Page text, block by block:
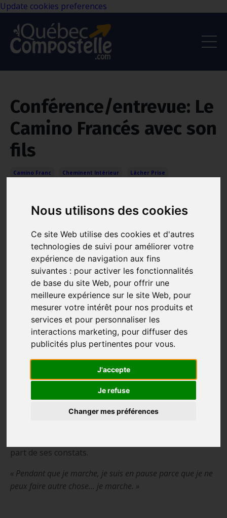
Nous utilisons des cookies
Ce site Web utilise des cookies et d'autres
technologies de suivi pour améliorer votre
expérience de navigation aux fins
suivantes : pour activer les fonctionnalités
de base du site Web, pour offrir une
meilleure expérience sur le site Web, pour
mesurer votre intérêt pour nos produits et
services et pour personnaliser les
interactions marketing, pour diffuser des
publicités plus pertinentes pour vous.
J'accepte
Je refuse
Changer mes préférences
Update cookies preferences
Conférence/entrevue: Le
Camino Francés avec son
fils
Camino Franc Cheminent Intérieur Lächer Prise
Le Camino Francés avec son fils
« Je ne suis pas un super sportif mais, la marche, ça rentre
vraiment dans une activité que j’aime. »
Mario Hamilton est un passionné de randonnée
longue durée que ce soit au Québec ou à Compostelle.
part de ses constats.
« Pendant que je marche, je suis en pause parce que je ne
peux faire autre chose... je marche. »